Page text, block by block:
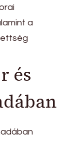
a
és